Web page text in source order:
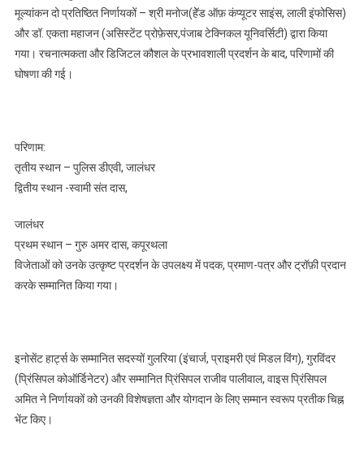
मूल्यांकन दो प्रतिष्ठित निर्णायकों – श्री मनोज(हेॅड ऑफ़ कंप्यूटर साइंस, लाली इंफोसिस)
और डॉ. एकता महाजन (असिस्टेंट प्रोफ़ेसर,पंजाब टेक्निकल यूनिवर्सिटी) द्वारा किया
गया। रचनात्मकता और डिजिटल कौशल के प्रभावशाली प्रदर्शन के बाद, परिणामों की
घोषणा की गई।
परिणाम:
तृतीय स्थान – पुलिस डीएवी, जालंधर
द्वितीय स्थान -स्वामी संत दास,
जालंधर
प्रथम स्थान – गुरु अमर दास, कपूरथला
विजेताओं को उनके उत्कृष्ट प्रदर्शन के उपलक्ष्य में पदक, प्रमाण-पत्र और ट्रॉफ़ी प्रदान
करके सम्मानित किया गया।
इनोसेंट हार्ट्स के सम्मानित सदस्यों गुलरिया (इंचार्ज, प्राइमरी एवं मिडल विंग), गुरविंदर
(प्रिंसिपल कोऑर्डिनेटर) और सम्मानित प्रिंसिपल राजीव पालीवाल, वाइस प्रिंसिपल
अमित ने निर्णायकों को उनकी विशेषज्ञता और योगदान के लिए सम्मान स्वरूप प्रतीक चिह्न
भेंट किए।